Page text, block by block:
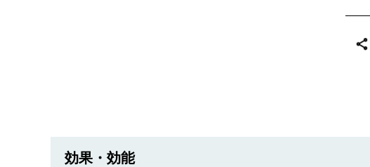
効果・効能